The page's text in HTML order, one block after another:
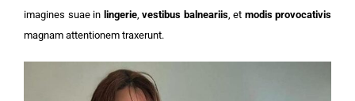
imagines suae in lingerie, vestibus balneariis, et modis provocativis
magnam attentionem traxerunt.